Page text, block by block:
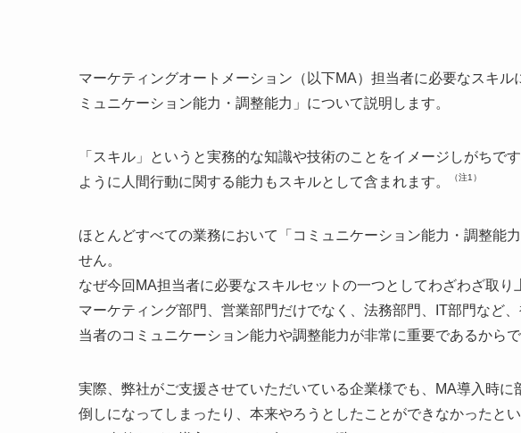
マーケティングオートメーション（以下MA）担当者に必要なスキ
ミュニケーション能力・調整能力」について説明します。
「スキル」というと実務的な知識や技術のことをイメージしがちで
ように人間行動に関する能力もスキルとして含まれます。
（注1）
ほとんどすべての業務において「コミュニケーション能力・調整能
せん。
なぜ今回MA担当者に必要なスキルセットの一つとしてわざわざ取り
マーケティング部門、営業部門だけでなく、法務部門、IT部門など
当者のコミュニケーション能力や調整能力が非常に重要であるからで
実際、弊社がご支援させていただいている企業様でも、MA導入時
倒しになってしまったり、本来やろうとしたことができなかったと